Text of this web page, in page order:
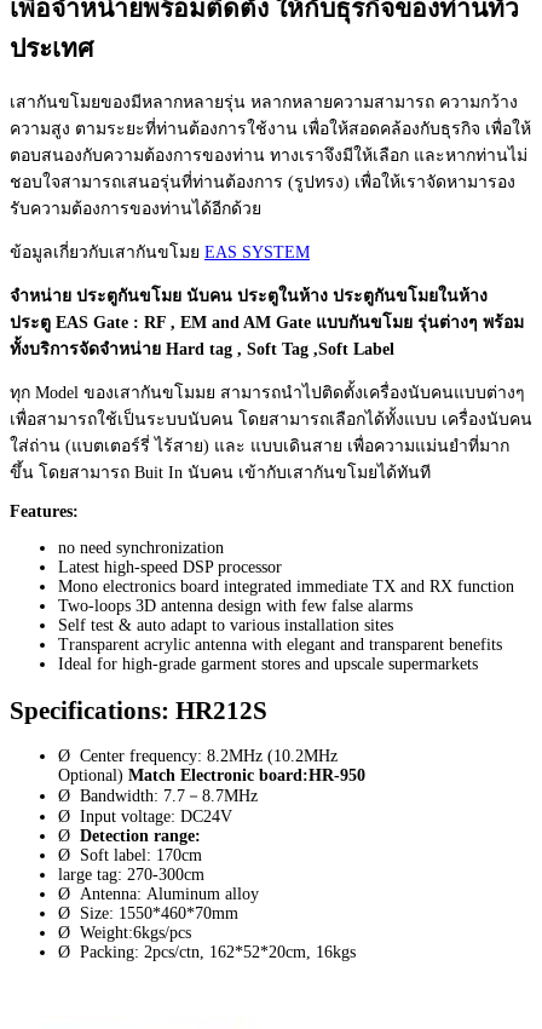
เพื่อจำหน่ายพร้อมติดตั้ง ให้กับธุรกิจของท่านทั่ว
ประเทศ
เสากันขโมยของมีหลากหลายรุ่น หลากหลายความสามารถ ความกว้าง
ความสูง ตามระยะที่ท่านต้องการใช้งาน เพื่อให้สอดคล้องกับธุรกิจ เพื่อให้
ตอบสนองกับความต้องการของท่าน ทางเราจึงมีให้เลือก และหากท่านไม่
ชอบใจสามารถเสนอรุ่นที่ท่านต้องการ (รูปทรง) เพื่อให้เราจัดหามารอง
รับความต้องการของท่านได้อีกด้วย
ข้อมูลเกี่ยวกับเสากันขโมย EAS SYSTEM
จำหน่าย ประตูกันขโมย นับคน ประตูในห้าง ประตูกันขโมยในห้าง
ประตู EAS Gate : RF , EM and AM Gate แบบกันขโมย รุ่นต่างๆ พร้อม
ทั้งบริการจัดจำหน่าย Hard tag , Soft Tag ,Soft Label
ทุก Model ของเสากันขโมมย สามารถนำไปติดตั้งเครื่องนับคนแบบต่างๆ
เพื่อสามารถใช้เป็นระบบนับคน โดยสามารถเลือกได้ทั้งแบบ เครื่องนับคน
ใส่ถ่าน (แบตเตอร์รี่ ไร้สาย) และ แบบเดินสาย เพื่อความแม่นยำที่มาก
ขึ้น โดยสามารถ Buit In นับคน เข้ากับเสากันขโมยได้ทันที
Features:
no need synchronization
Latest high-speed DSP processor
Mono electronics board integrated immediate TX and RX function
Two-loops 3D antenna design with few false alarms
Self test & auto adapt to various installation sites
Transparent acrylic antenna with elegant and transparent benefits
Ideal for high-grade garment stores and upscale supermarkets
Specifications: HR212S
Ø Center frequency: 8.2MHz (10.2MHz
Optional) Match Electronic board:HR-950
Ø Bandwidth: 7.7－8.7MHz
Ø Input voltage: DC24V
Ø Detection range:
Ø Soft label: 170cm
large tag: 270-300cm
Ø Antenna: Aluminum alloy
Ø Size: 1550*460*70mm
Ø Weight:6kgs/pcs
Ø Packing: 2pcs/ctn, 162*52*20cm, 16kgs